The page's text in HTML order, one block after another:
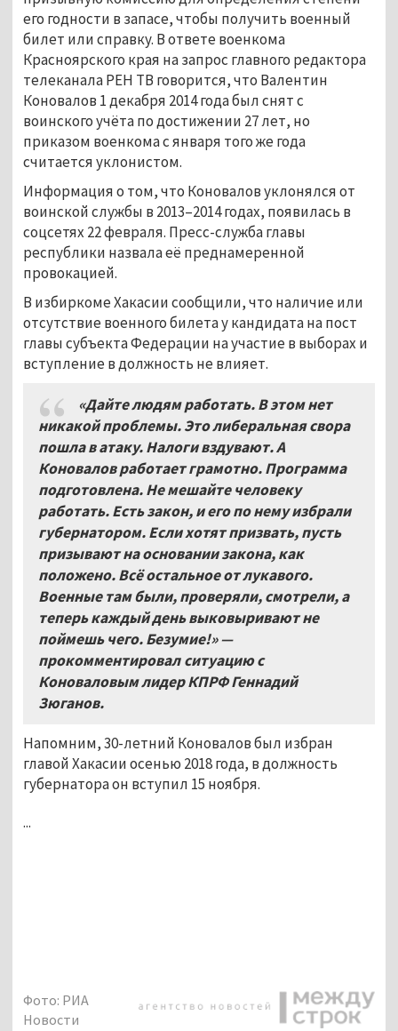
его годности в запасе, чтобы получить военный
билет или справку. В ответе военкома
Красноярского края на запрос главного редактора
телеканала РЕН ТВ говорится, что Валентин
Коновалов 1 декабря 2014 года был снят с
воинского учёта по достижении 27 лет, но
приказом военкома с января того же года
считается уклонистом.
Информация о том, что Коновалов уклонялся от
воинской службы в 2013–2014 годах, появилась в
соцсетях 22 февраля. Пресс-служба главы
республики назвала её преднамеренной
провокацией.
В избиркоме Хакасии сообщили, что наличие или
отсутствие военного билета у кандидата на пост
главы субъекта Федерации на участие в выборах и
вступление в должность не влияет.
«Дайте людям работать.В этом нет
никакой проблемы.Это либеральная свора
пошла в атаку. Налоги вздувают.А
Коновалов работает грамотно.Программа
подготовлена.Не мешайте человеку
работать.Есть закон, и его по нему избрали
губернатором.Если хотят призвать,пусть
призывают на основании закона, как
положено.Всё остальное от лукавого.
Военные там были, проверяли,смотрели,а
теперь каждый день выковыривают не
поймешь чего.Безумие!» —
прокомментировал ситуацию с
Коноваловымлидер КПРФ Геннадий
Зюганов.
Напомним, 30-летний Коновалов был избран
главой Хакасии осенью 2018 года, в должность
губернатора он вступил 15 ноября.
...
Фото: РИА
Новости